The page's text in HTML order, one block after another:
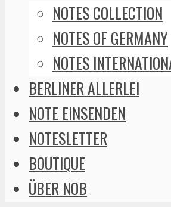
NOTES COLLECTION
NOTES OF GERMANY
NOTES
BERLINER ALLERLEI
NOTE EINSENDEN
NOTESLETTER
BOUTIQUE
ÜBER NOB